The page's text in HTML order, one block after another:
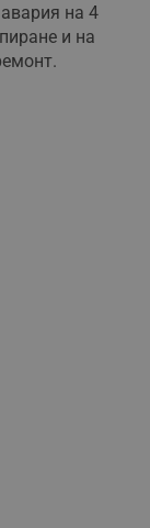
на 4
и на